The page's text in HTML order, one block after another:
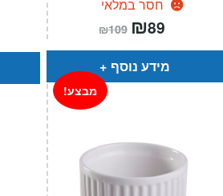
חסר במלאי
₪109 המחיר
המקורי
היה:
₪109.
₪89
הוא:
מידע נוסף
מבצע!